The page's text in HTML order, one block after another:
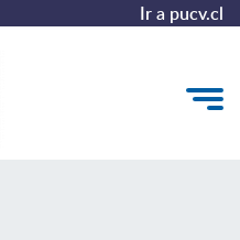
Ir a pucv.cl